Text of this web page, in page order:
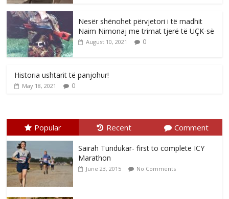
Nesër shënohet përvjetori i të madhit
Naim Nimonaj me trimat tjerë të UÇK-së
August 10, 2021 0
Historia ushtarit të panjohur!
May 18, 2021 0
Popular Recent Comment
Sairah Tundukar- first to complete ICY
Marathon
June 23, 2015 No Comments